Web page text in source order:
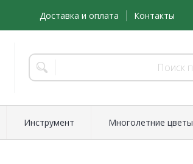
Доставка и оплата Контакты
Инструмент Многолетние цветы